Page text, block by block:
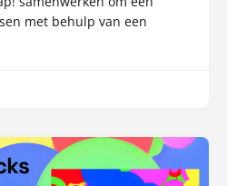
met behulp van een